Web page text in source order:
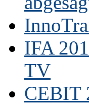
IFA
TV
CEBIT